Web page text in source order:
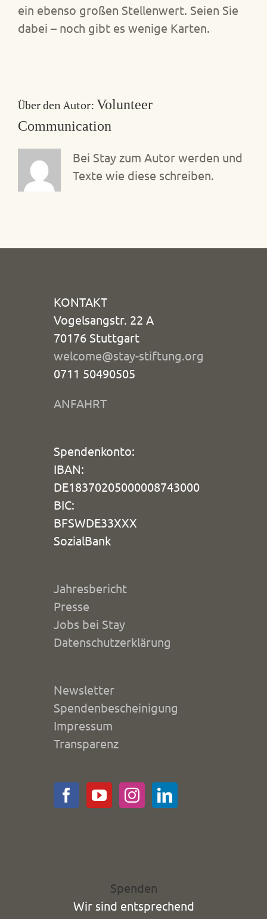
ein ebenso großen Stellenwert. Seien Sie
dabei – noch gibt es wenige Karten.
Über den Autor: Volunteer
Communication
Bei Stay zum Autor werden und
Texte wie diese schreiben.
KONTAKT
Vogelsangstr. 22 A
70176 Stuttgart
welcome@stay-stiftung.org
0711 50490505
ANFAHRT
Spendenkonto:
IBAN:
DE18370205000008743000
BIC:
BFSWDE33XXX
SozialBank
Jahresbericht
Presse
Jobs bei Stay
Datenschutzerklärung
Newsletter
Spendenbescheinigung
Impressum
Transparenz
Spenden
Wir sind entsprechend